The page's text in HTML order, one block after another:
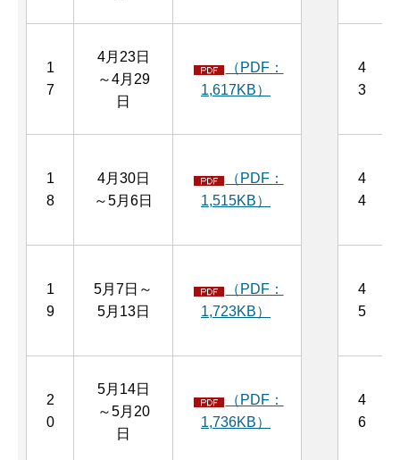
1
7
4月23日
～4月29
日
（PDF：
1,617KB）
4
3
1
8
4月30日
～5月6日
（PDF：
1,515KB）
4
4
1
9
5月7日～
5月13日
（PDF：
1,723KB）
4
5
2
0
5月14日
～5月20
日
（PDF：
1,736KB）
4
6